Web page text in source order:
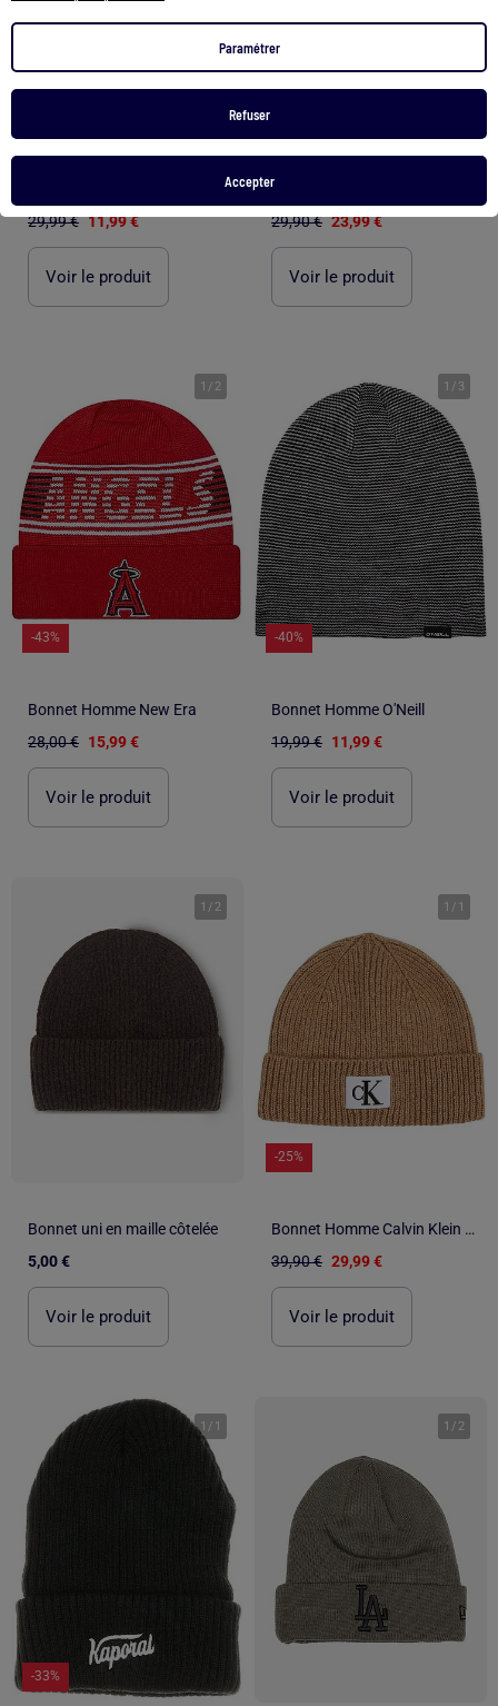
Paramétrer
Refuser
Accepter
29,99 € 11,99 €
Voir le produit
29,90 € 23,99 €
Voir le produit
1 / 2
-43%
Bonnet Homme New Era
28,00 € 15,99 €
Voir le produit
1 / 3
-40%
Bonnet Homme O'Neill
19,99 € 11,99 €
Voir le produit
1 / 2
Bonnet uni en maille côtelée
5,00 €
Voir le produit
1 / 1
-25%
Bonnet Homme Calvin Klein Jeans
39,90 € 29,99 €
Voir le produit
1 / 1
-33%
1 / 2